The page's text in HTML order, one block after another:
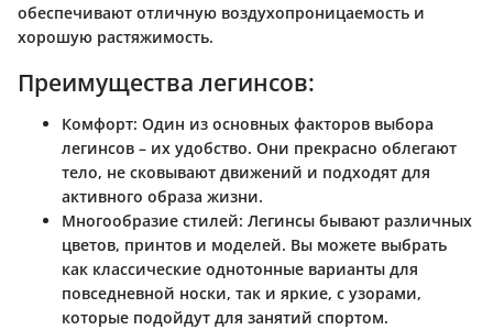
обеспечивают отличную воздухопроницаемость и
хорошую растяжимость.
Преимущества легинсов:
Комфорт: Один из основных факторов выбора
легинсов – их удобство. Они прекрасно облегают
тело, не сковывают движений и подходят для
активного образа жизни.
Многообразие стилей: Легинсы бывают различных
цветов, принтов и моделей. Вы можете выбрать
как классические однотонные варианты для
повседневной носки, так и яркие, с узорами,
которые подойдут для занятий спортом.